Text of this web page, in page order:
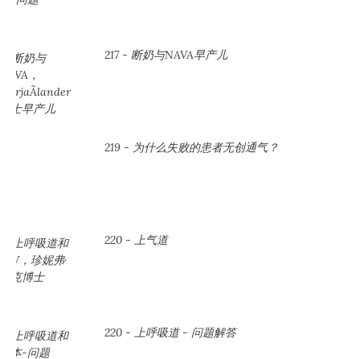
217 - 断奶与NAVA早产儿
219 - 为什么失败的患者无创通气？
220 - 上气道
220 - 上呼吸道 - 问题解答